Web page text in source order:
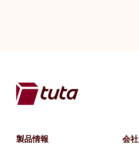
製品情報
会社